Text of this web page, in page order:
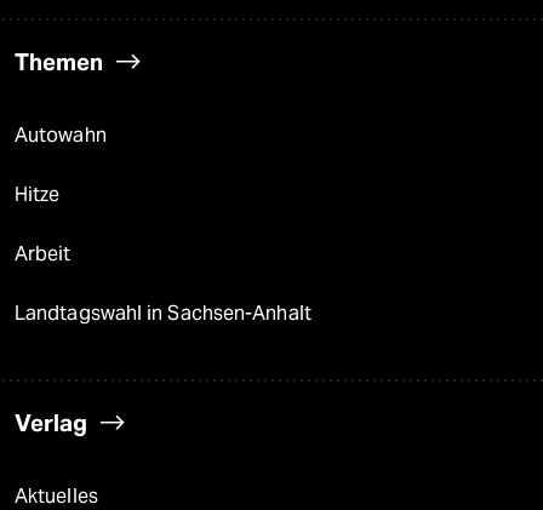
Themen
Autowahn
Hitze
Arbeit
Landtagswahl in Sachsen-Anhalt
Verlag
Aktuelles